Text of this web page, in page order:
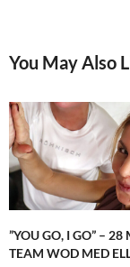
har
till
You May Also
”YOU GO, I GO” – 28
TEAM WOD MED